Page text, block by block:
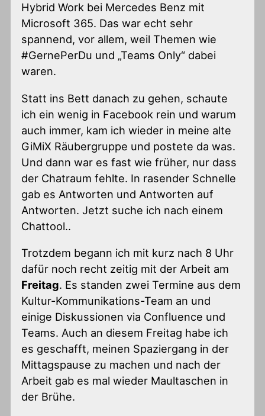
Hybrid Work bei Mercedes Benz mit
Microsoft 365. Das war echt sehr
spannend, vor allem, weil Themen wie
#GernePerDu und „Teams Only“ dabei
waren.
Statt ins Bett danach zu gehen, schaute
ich ein wenig in Facebook rein und warum
auch immer, kam ich wieder in meine alte
GiMiX Räubergruppe und postete da was.
Und dann war es fast wie früher, nur dass
der Chatraum fehlte. In rasender Schnelle
gab es Antworten und Antworten auf
Antworten. Jetzt suche ich nach einem
Chattool..
Trotzdem begann ich mit kurz nach 8 Uhr
dafür noch recht zeitig mit der Arbeit am
Freitag. Es standen zwei Termine aus dem
Kultur-Kommunikations-Team an und
einige Diskussionen via Confluence und
Teams. Auch an diesem Freitag habe ich
es geschafft, meinen Spaziergang in der
Mittagspause zu machen und nach der
Arbeit gab es mal wieder Maultaschen in
der Brühe.